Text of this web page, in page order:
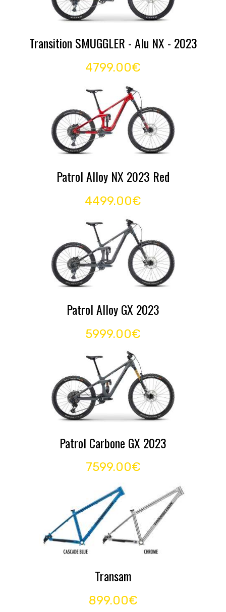
Transition SMUGGLER - Alu NX - 2023
4799.00€
Patrol Alloy NX 2023 Red
4499.00€
Patrol Alloy GX 2023
5999.00€
Patrol Carbone GX 2023
7599.00€
Transam
899.00€